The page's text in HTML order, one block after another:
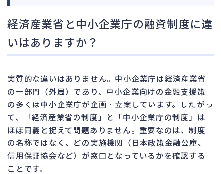
経済産業省と中小企業庁の融資制度に違
いはありますか？
実質的な違いはありません。中小企業庁は経済産業省
の一部門（外局）であり、中小企業向けの金融支援策
の多くは中小企業庁が企画・立案しています。したがっ
て、「経済産業省の制度」と「中小企業庁の制度」は
ほぼ同義と捉えて問題ありません。重要なのは、制度
の名称ではなく、どの実施機関（日本政策金融公庫、
信用保証協会など）が窓口となっているかを確認する
ことです。